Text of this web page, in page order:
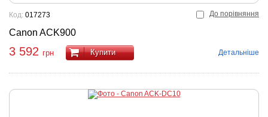
До порівняння
Canon ACK900
Код: 017273
3 592 грн Купити Детальніше